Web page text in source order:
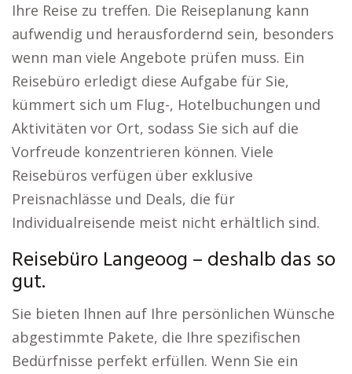
Ihre Reise zu treffen. Die Reiseplanung kann
aufwendig und herausfordernd sein, besonders
wenn man viele Angebote prüfen muss. Ein
Reisebüro erledigt diese Aufgabe für Sie,
kümmert sich um Flug-, Hotelbuchungen und
Aktivitäten vor Ort, sodass Sie sich auf die
Vorfreude konzentrieren können. Viele
Reisebüros verfügen über exklusive
Preisnachlässe und Deals, die für
Individualreisende meist nicht erhältlich sind.
Reisebüro Langeoog – deshalb das so
gut.
Sie bieten Ihnen auf Ihre persönlichen Wünsche
abgestimmte Pakete, die Ihre spezifischen
Bedürfnisse perfekt erfüllen. Wenn Sie ein